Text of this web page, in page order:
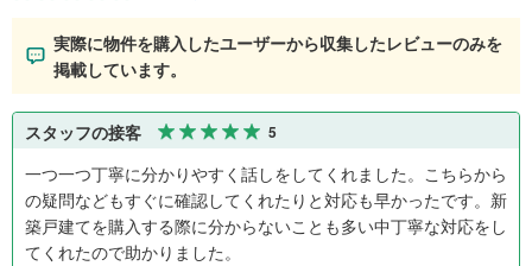
実際に物件を購入したユーザーから収集したレビューのみを
掲載しています。
スタッフの接客 5
一つ一つ丁寧に分かりやすく話しをしてくれました。こちらから
の疑問などもすぐに確認してくれたりと対応も早かったです。新
築戸建てを購入する際に分からないことも多い中丁寧な対応をし
てくれたので助かりました。